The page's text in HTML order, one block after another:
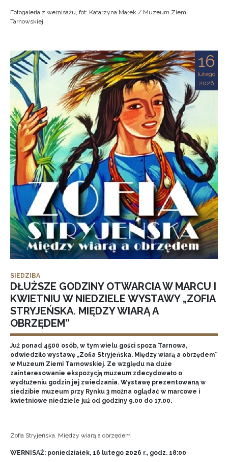
Fotogaleria z wernisażu, fot: Katarzyna Małek / Muzeum Ziemi
Tarnowskiej
16
lutego
2026
SIEDZIBA
DŁUŻSZE GODZINY OTWARCIA W MARCU I
KWIETNIU W NIEDZIELE WYSTAWY „ZOFIA
STRYJEŃSKA. MIĘDZY WIARĄ A
OBRZĘDEM”
Już ponad 4500 osób, w tym wielu gości spoza Tarnowa,
odwiedziło wystawę „Zofia Stryjeńska. Między wiarą a obrzędem”
w Muzeum Ziemi Tarnowskiej. Ze względu na duże
zainteresowanie ekspozycją muzeum zdecydowało o
wydłużeniu godzin jej zwiedzania. Wystawę prezentowaną w
siedzibie muzeum przy Rynku 3 można oglądać w marcowe i
kwietniowe niedziele już od godziny 9.00 do 17.00.
Zofia Stryjeńska. Między wiarą a obrzędem
WERNISAŻ: poniedziałek, 16 lutego 2026 r., godz. 18:00